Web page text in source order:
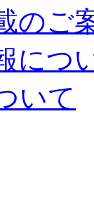
のご
につ
いて